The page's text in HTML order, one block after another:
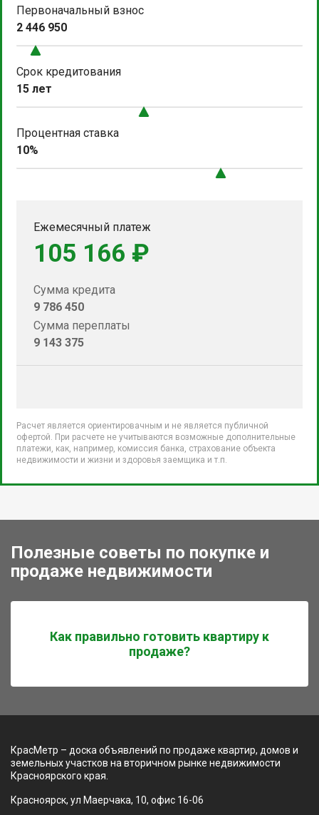
Первоначальный взнос
2 446 950
Срок кредитования
15 лет
Процентная ставка
10%
Ежемесячный платеж
105 166 ₽
Сумма кредита
9 786 450
Сумма переплаты
9 143 375
Расчет является ориентировачным и не является публичной
офертой. При расчете не учитываются возможные дополнительные
платежи, как, например, комиссия банка, страхование объекта
недвижимости и жизни и здоровья заемщика и т.п.
Полезные советы по покупке и
продаже недвижимости
Как правильно готовить квартиру к
продаже?
КрасМетр – доска объявлений по продаже квартир, домов и
земельных участков на вторичном рынке недвижимости
Красноярского края.
Красноярск, ул Маерчака, 10, офис 16-06